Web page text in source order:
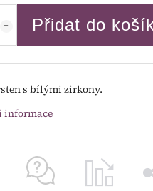
Přidat do
s bílými zirkony.
informace